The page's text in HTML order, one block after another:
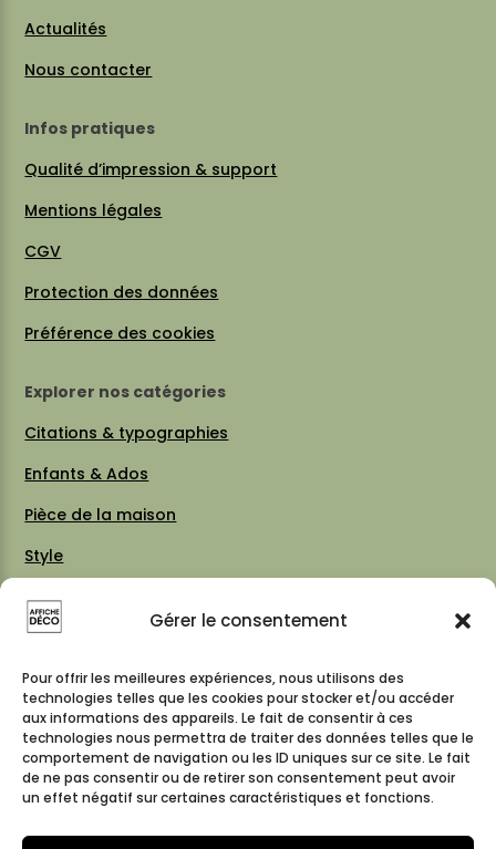
Gérer le consentement
Pour offrir les meilleures expériences, nous utilisons des
technologies telles que les cookies pour stocker et/ou accéder
aux informations des appareils. Le fait de consentir à ces
technologies nous permettra de traiter des données telles que le
comportement de navigation ou les ID uniques sur ce site. Le fait
de ne pas consentir ou de retirer son consentement peut avoir
un effet négatif sur certaines caractéristiques et fonctions.
Actualités
Nous contacter
Infos pratiques
Qualité d’impression & support
Mentions légales
CGV
Protection des données
Préférence des cookies
Explorer nos catégories
Citations & typographies
Enfants & Ados
Pièce de la maison
Style
Thèmes
Vintage 70 / 80
Cartes & plans de villes
Suivez-nous